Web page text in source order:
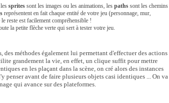
sprites sont les images ou les animations, les paths sont les chemins
représentent en fait chaque entité de votre jeu (personnage, mur,
reste est facilement compréhensible !
la petite flèche verte qui sert à tester votre jeu.
des méthodes également lui permettant d'effectuer des actions
grandement la vie, en effet, un clique suffit pour mettre
en les plaçant dans la scène, on cré alors des instances
penser avant de faire plusieurs objets casi identiques ... On va
qui avance sur des plateformes.